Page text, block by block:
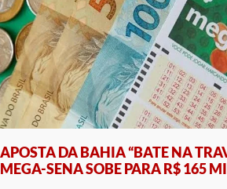
APOSTA DA BAHIA “BATE NA
MEGA-SENA SOBE PARA R$ 165